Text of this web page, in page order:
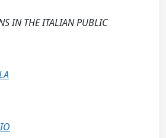
IN THE ITALIAN PUBLIC